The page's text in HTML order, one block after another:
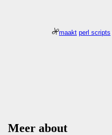
maakt perl scripts
Meer about